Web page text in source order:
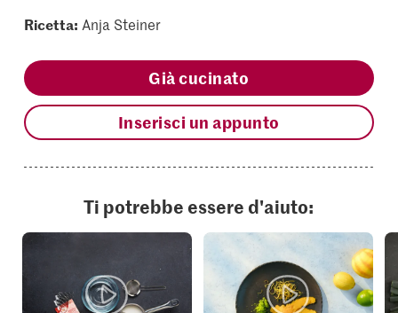
Ricetta: Anja Steiner
Già cucinato
Inserisci un appunto
Ti potrebbe essere d'aiuto: